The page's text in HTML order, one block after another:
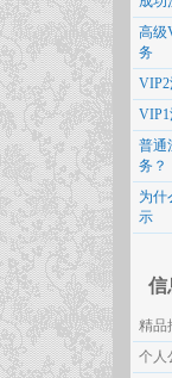
高级
务
普通
务？
为什
示
信
精品
个人